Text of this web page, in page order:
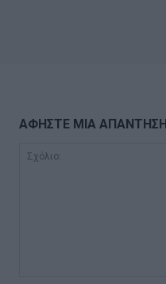
ΑΦΗΣΤΕ ΜΙΑ ΑΠΑΝΤΗΣΗ